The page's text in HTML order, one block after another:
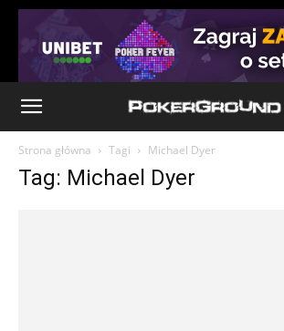
Strona główna Tagi Michael Dyer
Tag: Michael Dyer